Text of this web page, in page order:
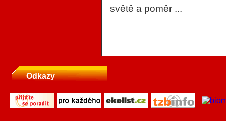
světě a poměr ...
Odkazy